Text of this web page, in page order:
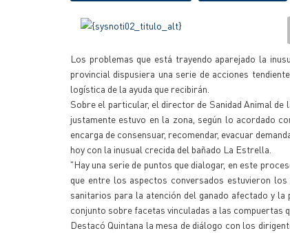
Los problemas que está trayendo aparejado la
provincial dispusiera una serie de acciones
logística de la ayuda que recibirán.
Sobre el particular, el director de Sanidad Animal
justamente estuvo en la zona, según lo acordado
encarga de consensuar, recomendar, evacuar
hoy con la inusual crecida del bañado La Estrella.
"Hay una serie de puntos que dialogar, en este
que entre los aspectos conversados estuvieron
sanitarios para la atención del ganado afectado y
conjunto sobre facetas vinculadas a las compuertas
Destacó Quintana la mesa de diálogo con los